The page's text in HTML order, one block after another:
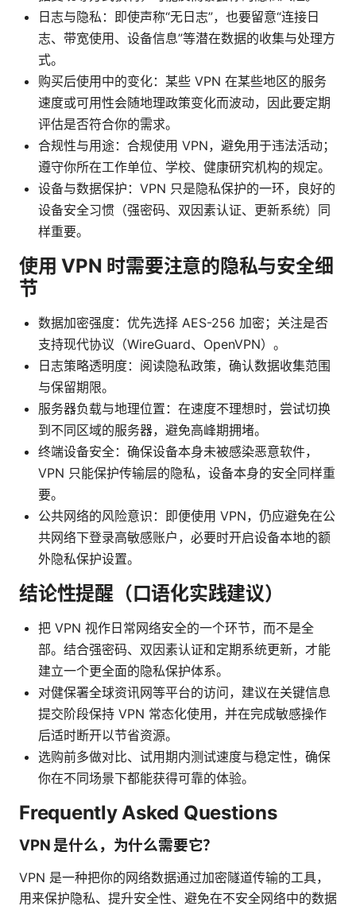
日志与隐私：即使声称“无日志”，也要留意“连接日
志、带宽使用、设备信息”等潜在数据的收集与处理方
式。
购买后使用中的变化：某些 VPN 在某些地区的服务
速度或可用性会随地理政策变化而波动，因此要定期
评估是否符合你的需求。
合规性与用途：合规使用 VPN，避免用于违法活动；
遵守你所在工作单位、学校、健康研究机构的规定。
设备与数据保护：VPN 只是隐私保护的一环，良好的
设备安全习惯（强密码、双因素认证、更新系统）同
样重要。
使用 VPN 时需要注意的隐私与安全细
节
数据加密强度：优先选择 AES-256 加密；关注是否
支持现代协议（WireGuard、OpenVPN）。
日志策略透明度：阅读隐私政策，确认数据收集范围
与保留期限。
服务器负载与地理位置：在速度不理想时，尝试切换
到不同区域的服务器，避免高峰期拥堵。
终端设备安全：确保设备本身未被感染恶意软件，
VPN 只能保护传输层的隐私，设备本身的安全同样重
要。
公共网络的风险意识：即便使用 VPN，仍应避免在公
共网络下登录高敏感账户，必要时开启设备本地的额
外隐私保护设置。
结论性提醒（口语化实践建议）
把 VPN 视作日常网络安全的一个环节，而不是全
部。结合强密码、双因素认证和定期系统更新，才能
建立一个更全面的隐私保护体系。
对健保署全球资讯网等平台的访问，建议在关键信息
提交阶段保持 VPN 常态化使用，并在完成敏感操作
后适时断开以节省资源。
选购前多做对比、试用期内测试速度与稳定性，确保
你在不同场景下都能获得可靠的体验。
Frequently Asked Questions
VPN 是什么，为什么需要它？
VPN 是一种把你的网络数据通过加密隧道传输的工具，
用来保护隐私、提升安全性、避免在不安全网络中的数据